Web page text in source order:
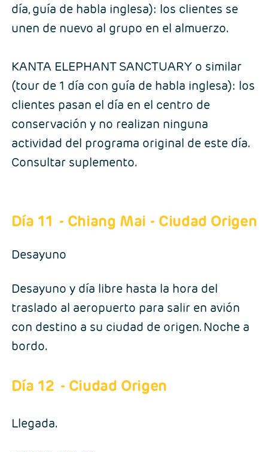
día, guía de habla inglesa): los clientes se
unen de nuevo al grupo en el almuerzo.
KANTA ELEPHANT SANCTUARY o similar
(tour de 1 día con guía de habla inglesa): los
clientes pasan el día en el centro de
conservación y no realizan ninguna
actividad del programa original de este día.
Consultar suplemento.
Día 11 - Chiang Mai - Ciudad Origen
Desayuno
Desayuno y día libre hasta la hora del
traslado al aeropuerto para salir en avión
con destino a su ciudad de origen. Noche a
bordo.
Día 12 - Ciudad Origen
Llegada.